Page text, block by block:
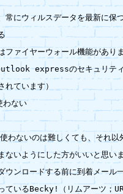
常にウィルスデータを最新に保
ファイヤーウォール機能があり
expressのセキュリテ
れています）
ない
わないのは難しくても、それ以
ないようにした方がいいと思い
ウンロードする前に到着メール
ているBecky!（リムアーツ；